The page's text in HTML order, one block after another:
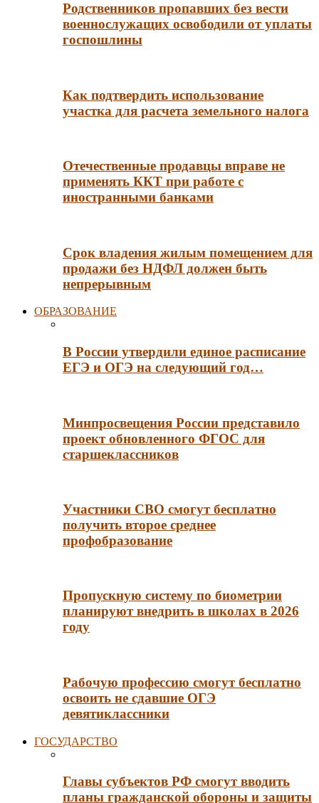
Родственников пропавших без вести
военнослужащих освободили от уплаты
госпошлины
Как подтвердить использование
участка для расчета земельного налога
Отечественные продавцы вправе не
применять ККТ при работе с
иностранными банками
Срок владения жилым помещением для
продажи без НДФЛ должен быть
непрерывным
ОБРАЗОВАНИЕ
В России утвердили единое расписание
ЕГЭ и ОГЭ на следующий год…
Минпросвещения России представило
проект обновленного ФГОС для
старшеклассников
Участники СВО смогут бесплатно
получить второе среднее
профобразование
Пропускную систему по биометрии
планируют внедрить в школах в 2026
году
Рабочую профессию смогут бесплатно
освоить не сдавшие ОГЭ
девятиклассники
ГОСУДАРСТВО
Главы субъектов РФ смогут вводить
планы гражданской обороны и защиты